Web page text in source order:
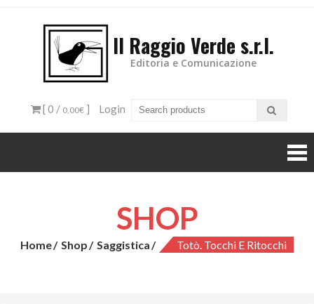
Il Raggio Verde s.r.l.
Editoria e Comunicazione
[ 0 / 0,00€] Login
SHOP
Home Shop Saggistica Totò. Tocchi E Ritocchi